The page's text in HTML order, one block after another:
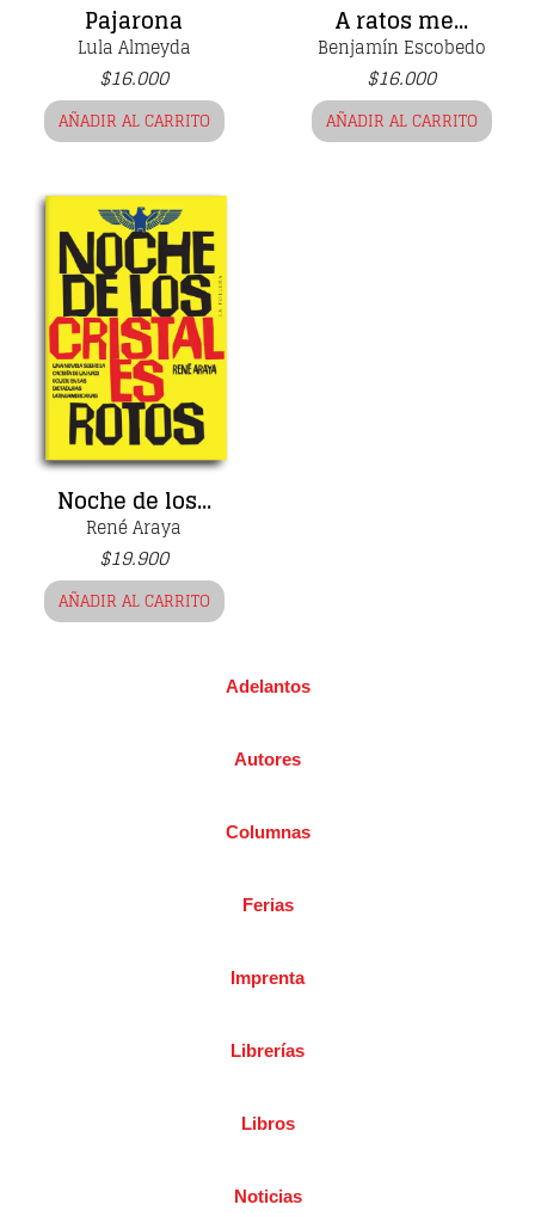
Pajarona
$16.000
Lula Almeyda
AÑADIR AL CARRITO
A ratos me...
$16.000
Benjamín Escobedo
AÑADIR AL CARRITO
Noche de los...
$19.900
René Araya
AÑADIR AL CARRITO
Adelantos
Autores
Columnas
Ferias
Imprenta
Librerías
Libros
Noticias